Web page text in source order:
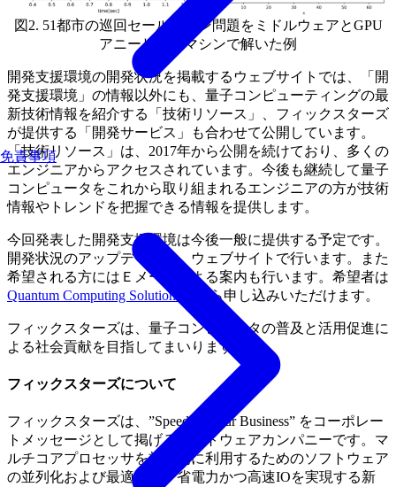
免責事項
図2. 51都市の巡回セールスマン問題をミドルウェアとGPU
アニーリングマシンで解いた例
開発支援環境の開発状況を掲載するウェブサイトでは、「開
発支援環境」の情報以外にも、量子コンピューティングの最
新技術情報を紹介する「技術リソース」、フィックスターズ
が提供する「開発サービス」も合わせて公開しています。
「技術リソース」は、2017年から公開を続けており、多くの
エンジニアからアクセスされています。今後も継続して量子
コンピュータをこれから取り組まれるエンジニアの方が技術
情報やトレンドを把握できる情報を提供します。
今回発表した開発支援環境は今後一般に提供する予定です。
開発状況のアップデートは、ウェブサイトで行います。また
希望される方にはＥメールによる案内も行います。希望者は
Quantum Computing Solutions
内から申し込みいただけます。
フィックスターズは、量子コンピュータの普及と活用促進に
よる社会貢献を目指してまいります。
フィックスターズについて
フィックスターズは、”Speed up your Business” をコーポレー
トメッセージとして掲げるソフトウェアカンパニーです。マ
ルチコアプロセッサを効率的に利用するためのソフトウェア
の並列化および最適化と、省電力かつ高速IOを実現する新